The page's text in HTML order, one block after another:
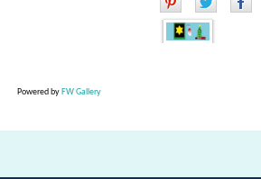
Powered by FW Gallery